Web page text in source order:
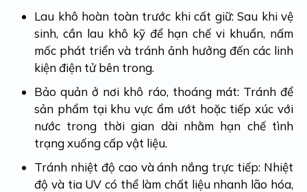
Lau khô hoàn toàn trước khi cất giữ: Sau khi vệ
sinh, cần lau khô kỹ để hạn chế vi khuẩn, nấm
mốc phát triển và tránh ảnh hưởng đến các linh
kiện điện tử bên trong.
Bảo quản ở nơi khô ráo, thoáng mát: Tránh để
sản phẩm tại khu vực ẩm ướt hoặc tiếp xúc với
nước trong thời gian dài nhằm hạn chế tình
trạng xuống cấp vật liệu.
Tránh nhiệt độ cao và ánh nắng trực tiếp: Nhiệt
độ và tia UV có thể làm chất liệu nhanh lão hóa,